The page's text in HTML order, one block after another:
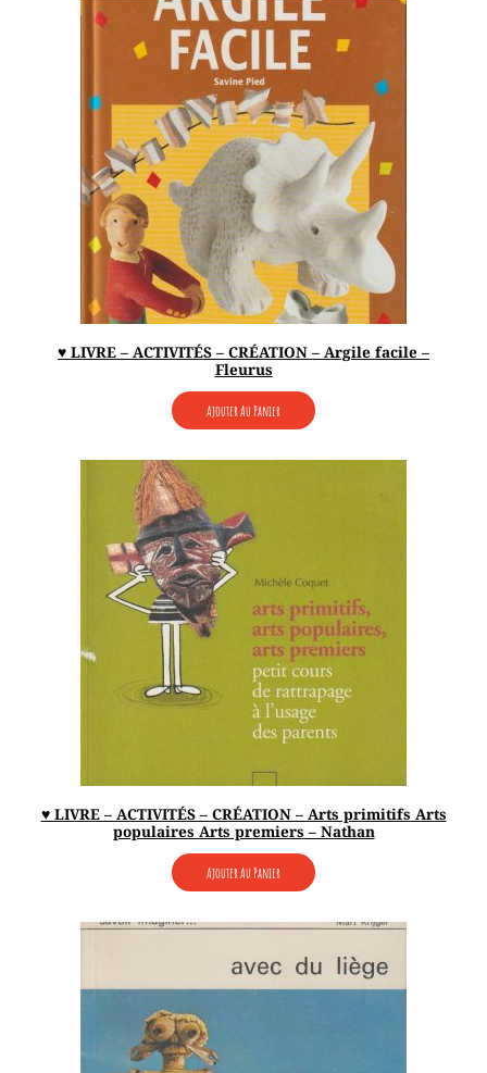
♥ LIVRE – ACTIVITÉS – CRÉATION – Argile facile –
Fleurus
Ajouter Au Panier
♥ LIVRE – ACTIVITÉS – CRÉATION – Arts primitifs Arts
populaires Arts premiers – Nathan
Ajouter Au Panier